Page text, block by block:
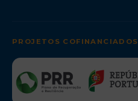
PROJETOS COFINANCIADOS